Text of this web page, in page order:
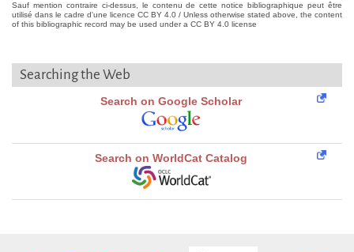
Sauf mention contraire ci-dessus, le contenu de cette notice bibliographique peut être
utilisé dans le cadre d'une licence CC BY 4.0 / Unless otherwise stated above, the content
of this bibliographic record may be used under a CC BY 4.0 license
Searching the Web
Search on Google Scholar
Search on WorldCat Catalog